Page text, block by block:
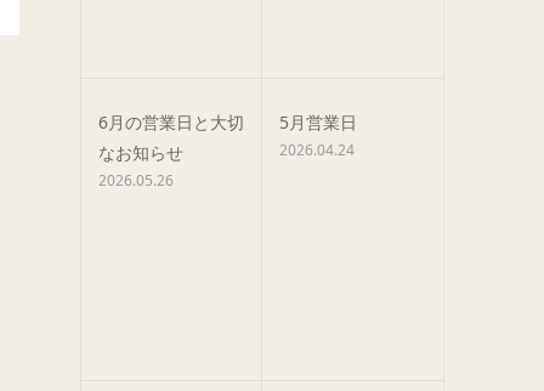
6月の営業日と大切
なお知らせ
2026.05.26
5月営業日
2026.04.24